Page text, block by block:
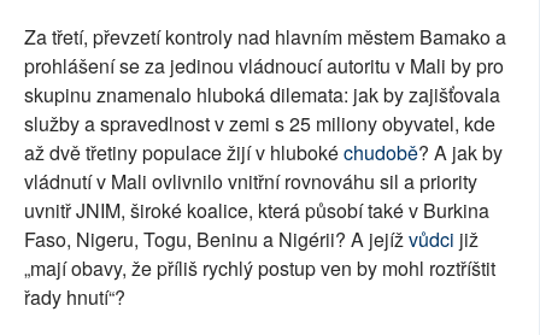
Za třetí, převzetí kontroly nad hlavním městem Bamako a
prohlášení se za jedinou vládnoucí autoritu v Mali by pro
skupinu znamenalo hluboká dilemata: jak by zajišťovala
služby a spravedlnost v zemi s 25 miliony obyvatel, kde
až dvě třetiny populace žijí v hlubokéchudobě? A jak by
vládnutí v Mali ovlivnilo vnitřní rovnováhu sil a priority
uvnitř JNIM, široké koalice, která působí také v Burkina
Faso, Nigeru, Togu, Beninu a Nigérii? A jejížvůdci již
„mají obavy, že příliš rychlý postup ven by mohl roztříštit
řady hnutí“?